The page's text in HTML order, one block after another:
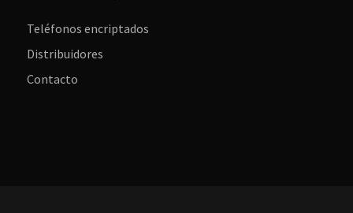
Teléfonos encriptados
Distribuidores
Contacto